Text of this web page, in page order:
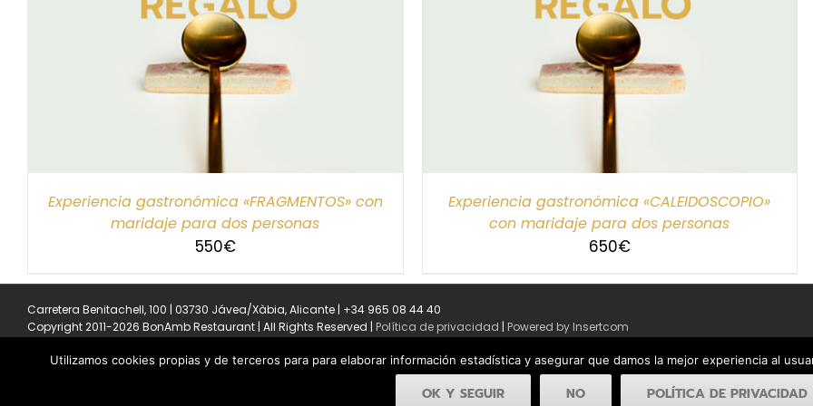
Experiencia gastronómica «FRAGMENTOS» con
maridaje para dos personas
550€
SELECCIONAR IMPORTE
Experiencia gastronómica «CALEIDOSCOPIO»
con maridaje para dos personas
650€
Carretera Benitachell, 100 | 03730 Jávea/Xàbia, Alicante | +34 965 08 44 40
Copyright 2011-2026 BonAmb Restaurant | All Rights Reserved | Política de privacidad | Powered by Insertcom
Utilizamos cookies propias y de terceros para para elaborar información estadística y asegurar que damos la mejor experiencia al
OK Y SEGUIR NO POLÍTICA DE PRIVACIDAD